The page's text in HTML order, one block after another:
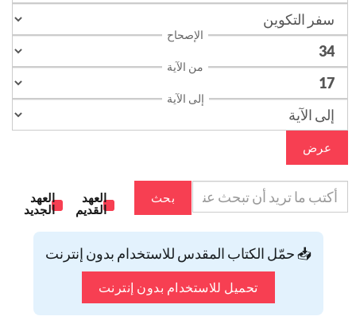
الإصحاح
من الآية
إلى الآية
عرض
بحث
العهد
القديم
العهد
الجديد
📥 حمّل الكتاب المقدس للاستخدام بدون إنترنت
تحميل للاستخدام بدون إنترنت